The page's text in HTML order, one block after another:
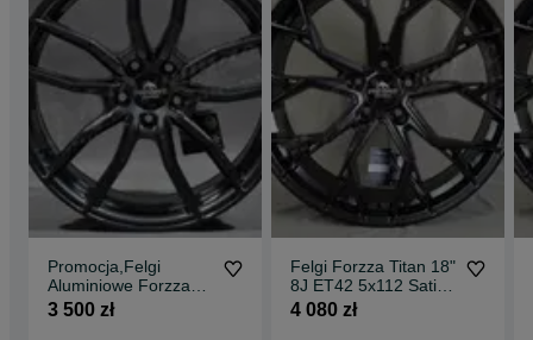
Promocja,Felgi
Aluminiowe Forzza
Sigma 18" 8J ET42
3 500 zł
Felgi Forzza Titan 18"
8J ET42 5x112 Satin
Black
4 080 zł